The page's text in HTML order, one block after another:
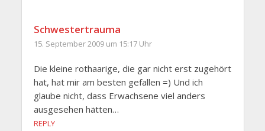
Schwestertrauma
15. September 2009 um 15:17 Uhr
Die kleine rothaarige, die gar nicht erst zugehört
hat, hat mir am besten gefallen =) Und ich
glaube nicht, dass Erwachsene viel anders
ausgesehen hätten…
REPLY